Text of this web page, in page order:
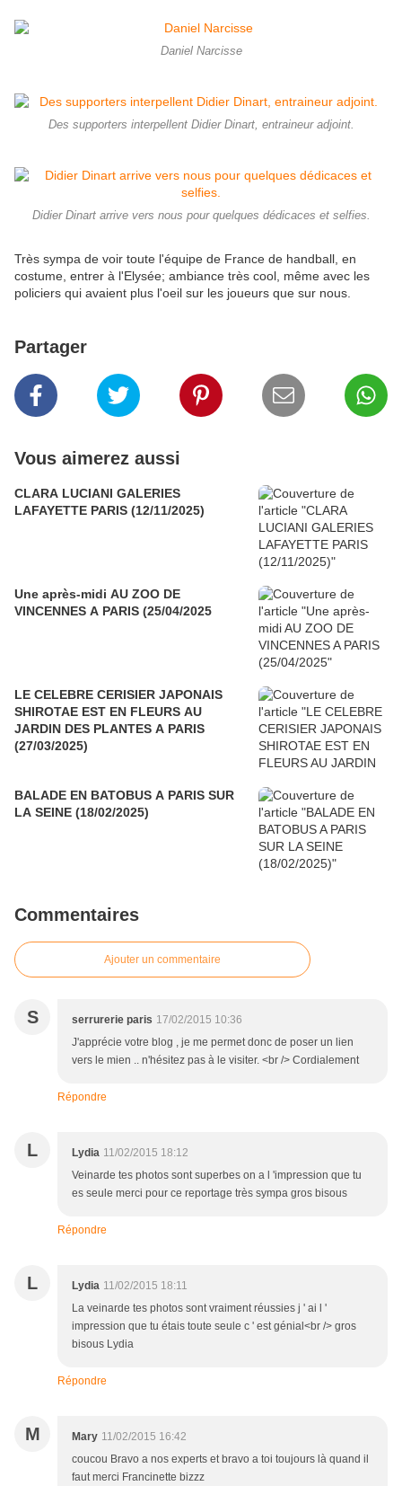
Daniel Narcisse
Des supporters interpellent Didier Dinart, entraineur adjoint.
Didier Dinart arrive vers nous pour quelques dédicaces et selfies.
Très sympa de voir toute l'équipe de France de handball, en
costume, entrer à l'Elysée; ambiance très cool, même avec les
policiers qui avaient plus l'oeil sur les joueurs que sur nous.
Partager
Vous aimerez aussi
CLARA LUCIANI GALERIES
LAFAYETTE PARIS (12/11/2025)
Une après-midi AU ZOO DE
VINCENNES A PARIS (25/04/2025
LE CELEBRE CERISIER JAPONAIS
SHIROTAE EST EN FLEURS AU
JARDIN DES PLANTES A PARIS
(27/03/2025)
BALADE EN BATOBUS A PARIS SUR
LA SEINE (18/02/2025)
Commentaires
Ajouter un commentaire
S serrurerie paris 17/02/2015 10:36
J'apprécie votre blog , je me permet donc de poser un lien
vers le mien .. n'hésitez pas à le visiter. <br /> Cordialement
Répondre
L Lydia 11/02/2015 18:12
Veinarde tes photos sont superbes on a l 'impression que tu
es seule merci pour ce reportage très sympa gros bisous
Répondre
L Lydia 11/02/2015 18:11
La veinarde tes photos sont vraiment réussies j ' ai l '
impression que tu étais toute seule c ' est génial<br /> gros
bisous Lydia
Répondre
M Mary 11/02/2015 16:42
coucou Bravo a nos experts et bravo a toi toujours là quand il
faut merci Francinette bizzz